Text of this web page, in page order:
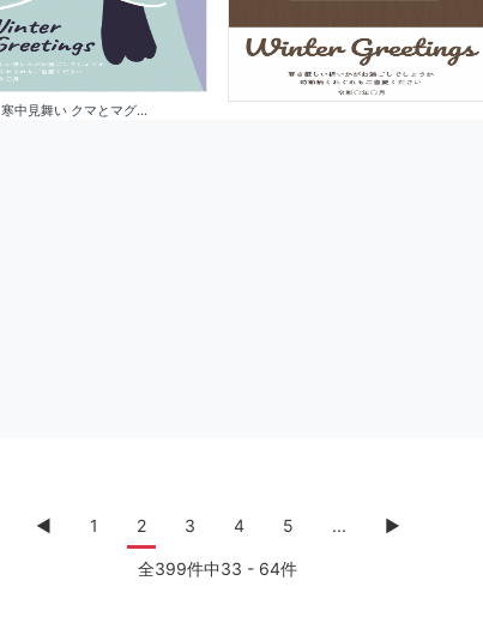
寒中見舞い クマとマグ...
◀︎ 1 2 3 4 5 ... ▶
全399件中33 - 64件